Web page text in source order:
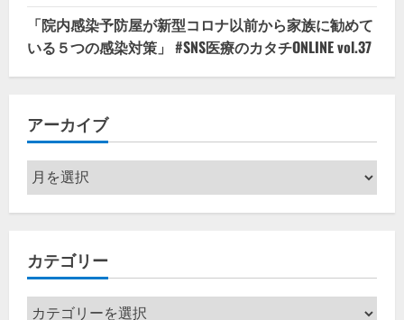
「院内感染予防屋が新型コロナ以前から家族に勧めて
いる５つの感染対策」 #SNS医療のカタチONLINE vol.37
アーカイブ
ア
ー
カ
ブ
カテゴリー
カ